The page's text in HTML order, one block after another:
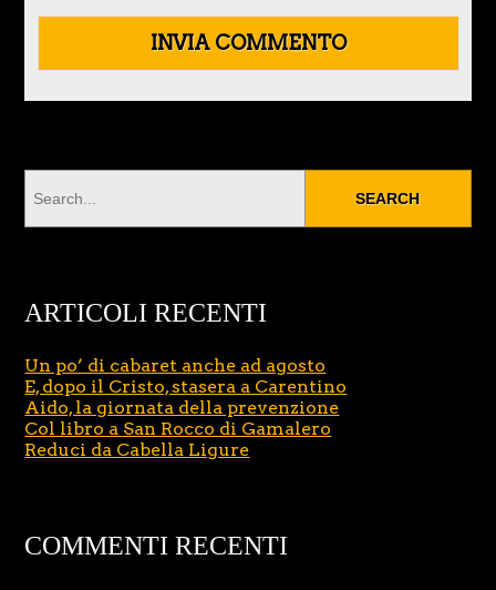
ARTICOLI RECENTI
Un po’ di cabaret anche ad agosto
E, dopo il Cristo, stasera a Carentino
Aido, la giornata della prevenzione
Col libro a San Rocco di Gamalero
Reduci da Cabella Ligure
COMMENTI RECENTI